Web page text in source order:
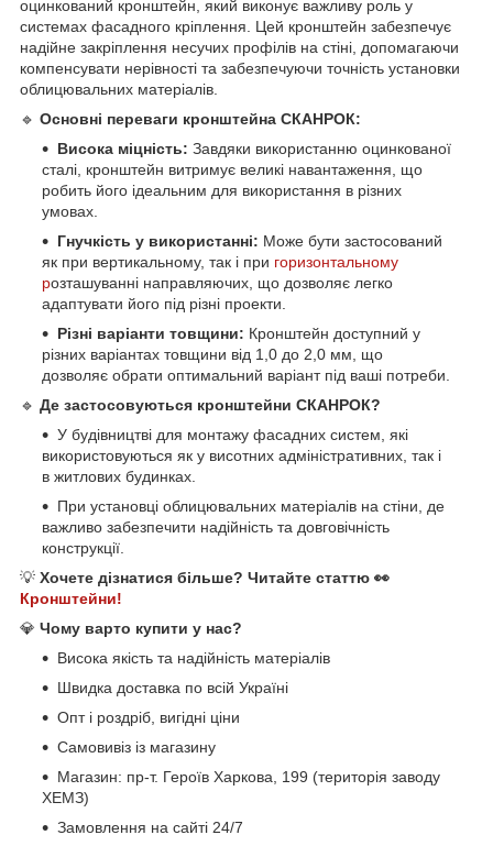
оцинкований кронштейн, який виконує важливу роль у
системах фасадного кріплення. Цей кронштейн забезпечує
надійне закріплення несучих профілів на стіні, допомагаючи
компенсувати нерівності та забезпечуючи точність установки
облицювальних матеріалів.
🔹 Основні переваги кронштейна СКАНРОК:
Висока міцність: Завдяки використанню оцинкованої
сталі, кронштейн витримує великі навантаження, що
робить його ідеальним для використання в різних
умовах.
Гнучкість у використанні: Може бути застосований
як при вертикальному, так і при горизонтальному
розташуванні направляючих, що дозволяє легко
адаптувати його під різні проекти.
Різні варіанти товщини: Кронштейн доступний у
різних варіантах товщини від 1,0 до 2,0 мм, що
дозволяє обрати оптимальний варіант під ваші потреби.
🔹 Де застосовуються кронштейни СКАНРОК?
У будівництві для монтажу фасадних систем, які
використовуються як у висотних адміністративних, так і
в житлових будинках.
При установці облицювальних матеріалів на стіни, де
важливо забезпечити надійність та довговічність
конструкції.
💡 Хочете дізнатися більше? Читайте статтю 👀
Кронштейни!
💎 Чому варто купити у нас?
Висока якість та надійність матеріалів
Швидка доставка по всій Україні
Опт і роздріб, вигідні ціни
Самовивіз із магазину
Магазин: пр-т. Героїв Харкова, 199 (територія заводу
ХЕМЗ)
Замовлення на сайті 24/7